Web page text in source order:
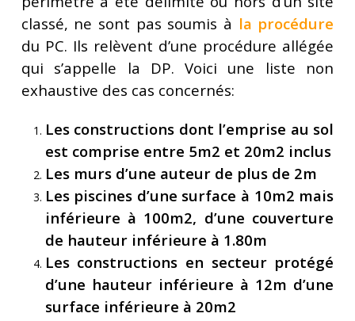
classé, ne sont pas soumis à la procédure
du PC. Ils relèvent d’une procédure allégée
qui s’appelle la DP. Voici une liste non
exhaustive des cas concernés:
Les constructions dont l’emprise au sol
est comprise entre 5m2 et 20m2 inclus
Les murs d’une auteur de plus de 2m
Les piscines d’une surface à 10m2 mais
inférieure à 100m2, d’une couverture
de hauteur inférieure à 1.80m
Les constructions en secteur protégé
d’une hauteur inférieure à 12m d’une
surface inférieure à 20m2